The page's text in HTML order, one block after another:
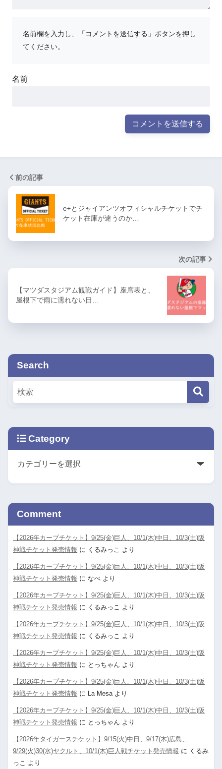
名前欄を入力し、「コメントを送信する」ボタンを押し
てください。
名前
前の記事
e+とジャイアンツオフィシャルチケットでチ
ケット在庫が違うのか…
次の記事
【マツダスタジアム観戦ガイド】座席表と、
屋根下で雨に濡れない日…
Search
Category
Comment
【2026年カープチケット】9/25(金)巨人、10/1(木)中日、10/3(土)阪
神戦チケット発売情報 に くるみっこ より
【2026年カープチケット】9/25(金)巨人、10/1(木)中日、10/3(土)阪
神戦チケット発売情報 に なべ より
【2026年カープチケット】9/25(金)巨人、10/1(木)中日、10/3(土)阪
神戦チケット発売情報 に くるみっこ より
【2026年カープチケット】9/25(金)巨人、10/1(木)中日、10/3(土)阪
神戦チケット発売情報 に くるみっこ より
【2026年カープチケット】9/25(金)巨人、10/1(木)中日、10/3(土)阪
神戦チケット発売情報 に とっちゃん より
【2026年カープチケット】9/25(金)巨人、10/1(木)中日、10/3(土)阪
神戦チケット発売情報 に La Mesaより
【2026年カープチケット】9/25(金)巨人、10/1(木)中日、10/3(土)阪
神戦チケット発売情報 に とっちゃん より
【2026年タイガースチケット】9/15(火)中日、9/17(木)広島、
9/29(火)30(水)ヤクルト、10/1(木)巨人戦チケット発売情報 に くるみ
っこ より